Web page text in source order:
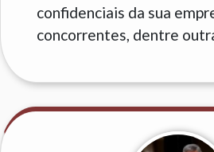
confidenciais da sua
concorrentes, dentre